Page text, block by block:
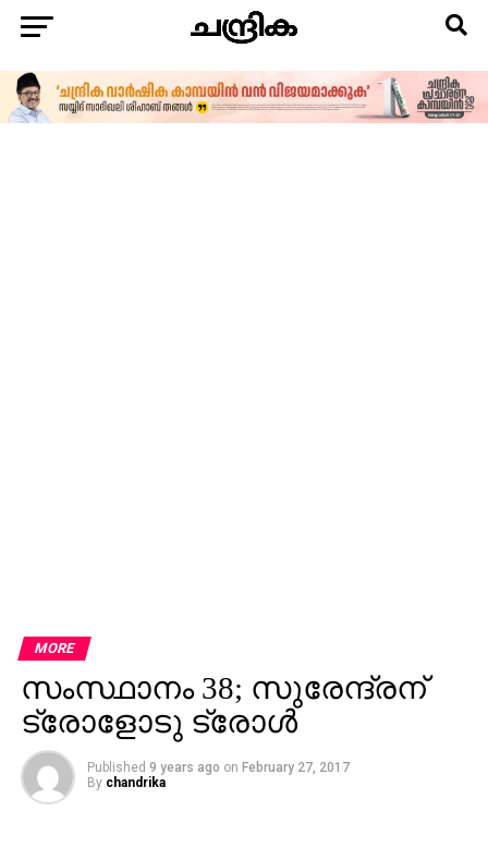
MORE
സംസ്ഥാനം 38; സുരേന്ദ്രന്
ട്രോളോടു ട്രോള്‍
Published 9 years ago on February 27, 2017
By chandrika